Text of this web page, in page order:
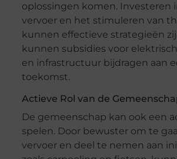
oplossingen komen. Investeren
vervoer en het stimuleren van
kunnen effectieve strategieën
kunnen subsidies voor
en infrastructuur bijdragen aan
toekomst.
Actieve Rol van de
De gemeenschap kan ook een
spelen. Door bewuster om te
vervoer en deel te nemen aan